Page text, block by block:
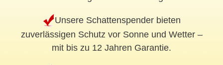
Unsere Schattenspender bieten
zuverlässigen Schutz vor Sonne und Wetter –
mit bis zu 12 Jahren Garantie.